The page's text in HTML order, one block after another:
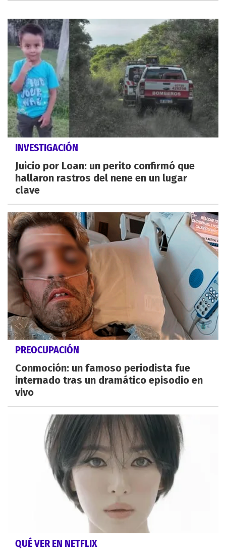
INVESTIGACIÓN
Juicio por Loan: un perito confirmó que
hallaron rastros del nene en un lugar
clave
PREOCUPACIÓN
Conmoción: un famoso periodista fue
internado tras un dramático episodio en
vivo
QUÉ VER EN NETFLIX